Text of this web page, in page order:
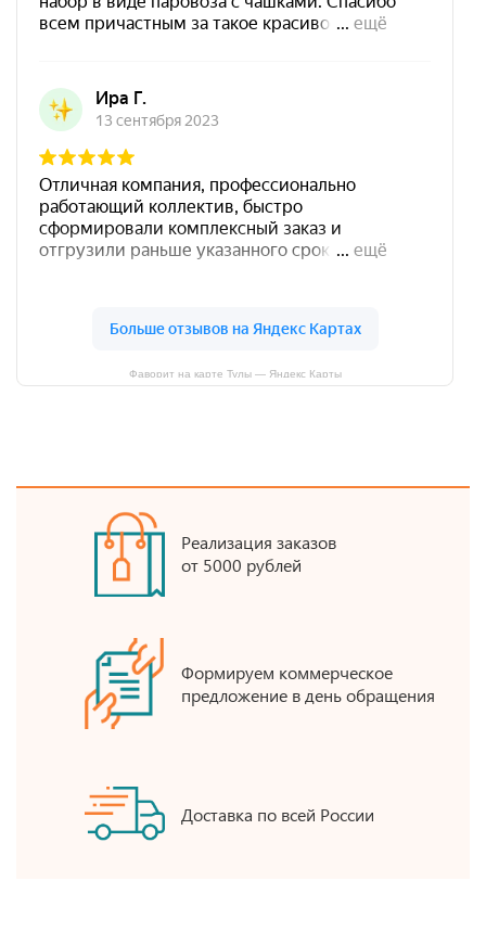
Фаворит на карте Тулы — Яндекс Карты
Реализация заказов
от 5000 рублей
Формируем коммерческое
предложение в день обращения
Доставка по всей России